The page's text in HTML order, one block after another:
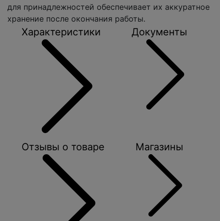
для принадлежностей обеспечивает их аккуратное
хранение после окончания работы.
Характеристики Документы
Отзывы о товаре Магазины